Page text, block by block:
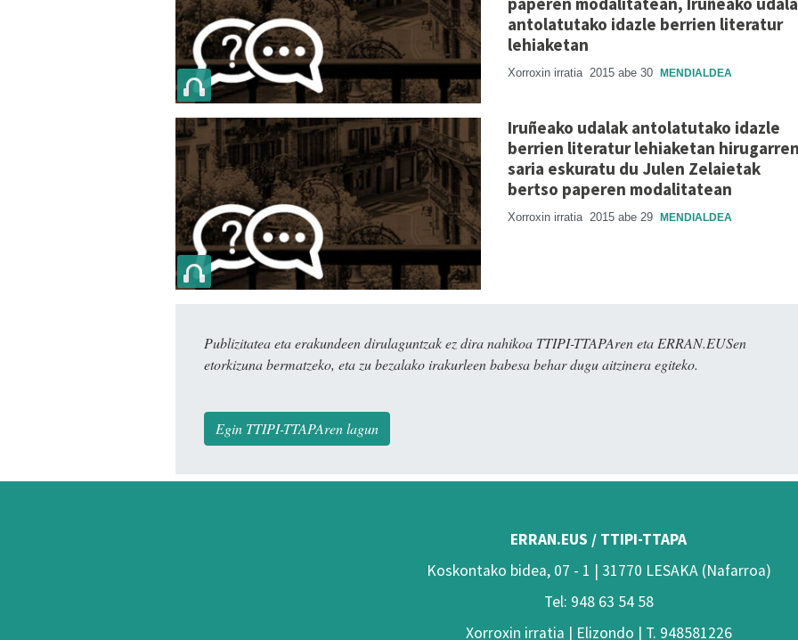
antolatutako idazle berrien literatur
lehiaketan
Xorroxin irratia 2015 abe 30 MENDIALDEA
Iruñeako udalak antolatutako idazle
berrien literatur lehiaketan
saria eskuratu du Julen Zelaietak
bertso paperen modalitatean
Xorroxin irratia 2015 abe 29 MENDIALDEA
Publizitatea eta erakundeen dirulaguntzak ez dira nahikoa TTIPI-TTAPAren eta ERRAN.EUSen
etorkizuna bermatzeko, eta zu bezalako irakurleen babesa behar dugu aitzinera egiteko.
Egin TTIPI-TTAPAren lagun
ERRAN.EUS / TTIPI-TTAPA
Koskontako bidea, 07 - 1 | 31770 LESAKA (Nafarroa)
Tel: 948 63 54 58
Xorroxin irratia | Elizondo | T. 948581226